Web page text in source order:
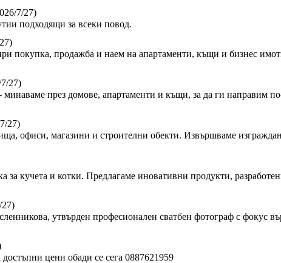
7/27)
подходящи за всеки повод.
покупка, продажба и наем на апартаменти, къщи и бизнес
27)
през домове, апартаменти и къщи, за да ги направим
27)
офиси, магазини и строителни обекти. Извършваме
кучета и котки. Предлагаме иновативни продукти,
27)
утвърден професионален сватбен фотограф с фокус
цени обади се сега 0887621959